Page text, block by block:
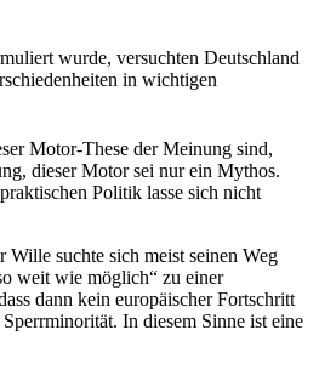
wurde, versuchten Deutschland
in wichtigen
Motor-These der Meinung sind,
dieser Motor sei nur ein Mythos.
Politik lasse sich nicht
suchte sich meist seinen Weg
weit wie möglich“ zu einer
dann kein europäischer Fortschritt
In diesem Sinne ist eine